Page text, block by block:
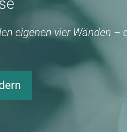
eigenen vier Wänden